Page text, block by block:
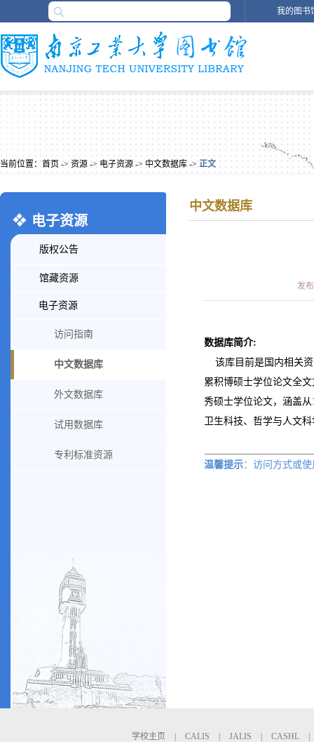
我的图书
当前位置： 首页 -> 资源 -> 电子资源 -> 中文数据库 -> 正文
中文数据库
发
数据库简介:
该库目前是国内相关
累积博硕士学位论文全
秀硕士学位论文，涵盖从
卫生科技、哲学与人文
温馨提示：访问方式或使
电子资源
版权公告
馆藏资源
电子资源
访问指南
中文数据库
外文数据库
试用数据库
专利标准资源
学校主页 CALIS JALIS CASHL